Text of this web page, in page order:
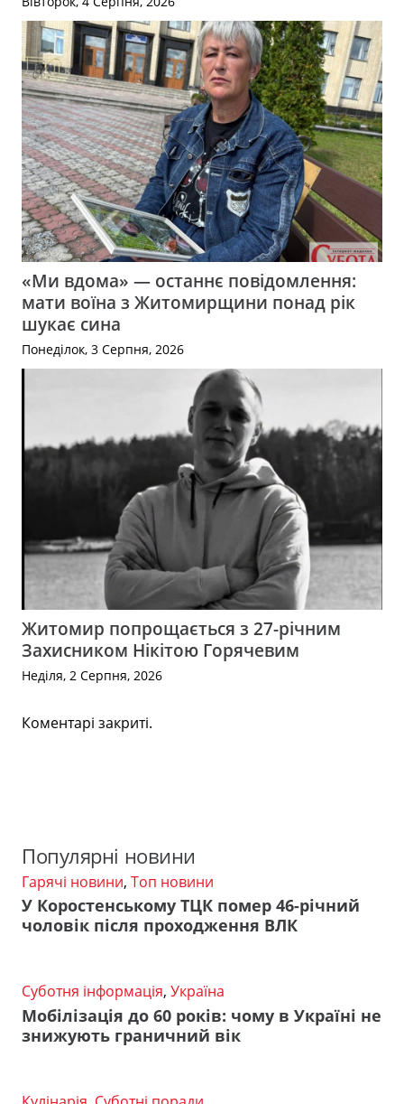
«Ми вдома» — останнє повідомлення:
мати воїна з Житомирщини понад рік
шукає сина
Понеділок, 3 Серпня, 2026
Житомир попрощається з 27-річним
Захисником Нікітою Горячевим
Неділя, 2 Серпня, 2026
Коментарі закриті.
Популярні новини
Гарячі новини, Топ новини
У Коростенському ТЦК помер 46-річний
чоловік після проходження ВЛК
Суботня інформація, Україна
Мобілізація до 60 років: чому в Україні не
знижують граничний вік